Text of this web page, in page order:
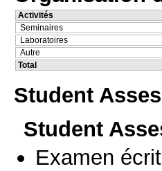
Activités
Seminaires
Laboratoires
Autre
Total
Student
Student
Examen